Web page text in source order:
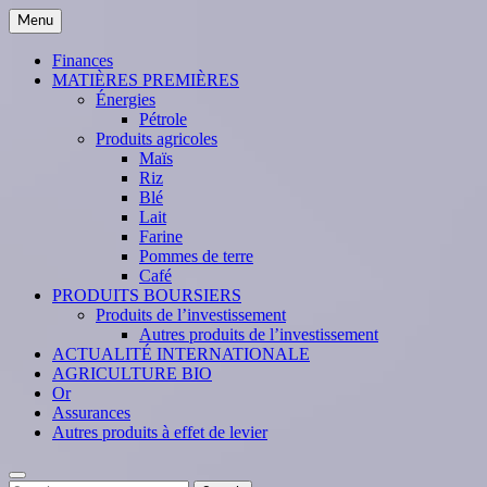
Skip
to
content
Menu
Finances
MATIÈRES PREMIÈRES
Énergies
Pétrole
Produits agricoles
Maïs
Riz
Blé
Lait
Farine
Pommes de terre
Café
PRODUITS BOURSIERS
Produits de l’investissement
Autres produits de l’investissement
ACTUALITÉ INTERNATIONALE
AGRICULTURE BIO
Or
Assurances
Autres produits à effet de levier
Search